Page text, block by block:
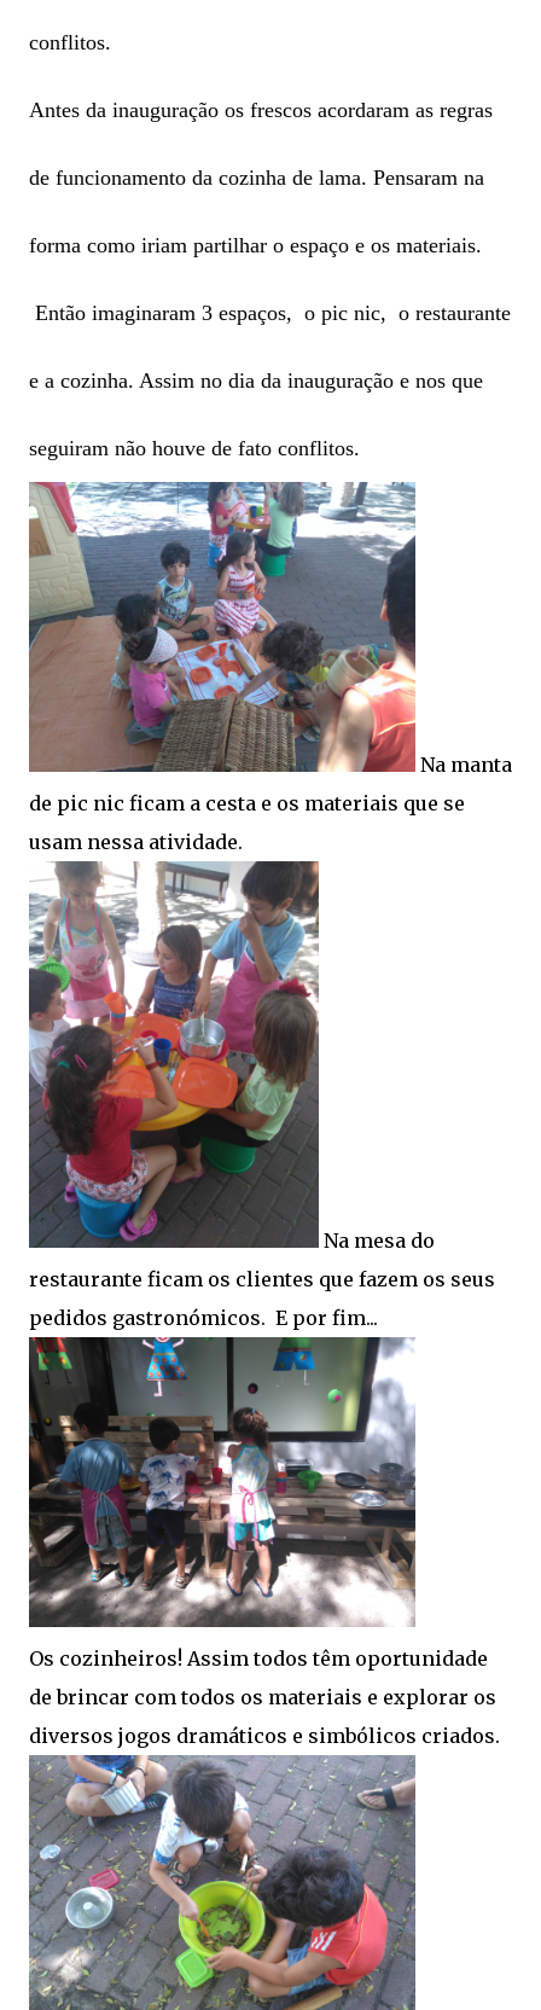
conflitos.
Antes da inauguração os frescos acordaram as regras
de funcionamento da cozinha de lama. Pensaram na
forma como iriam partilhar o espaço e os materiais.
Então imaginaram 3 espaços, o pic nic, o restaurante
e a cozinha. Assim no dia da inauguração e nos que
seguiram não houve de fato conflitos.
Na manta
de pic nic ficam a cesta e os materiais que se
usam nessa atividade.
Na mesa do
restaurante ficam os clientes que fazem os seus
pedidos gastronómicos. E por fim...
Os cozinheiros! Assim todos têm oportunidade
de brincar com todos os materiais e explorar os
diversos jogos dramáticos e simbólicos criados.